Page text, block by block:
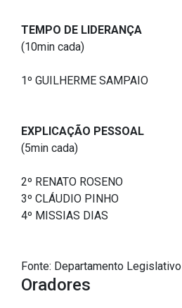
Departamento de
Oradores
TEMPO DE LIDERANÇA
(10min cada)
1º GUILHERME SAMPAIO
EXPLICAÇÃO PESSOAL
(5min cada)
2º RENATO ROSENO
3º CLÁUDIO PINHO
4º MISSIAS DIAS
Fonte: Departamento Legislativo